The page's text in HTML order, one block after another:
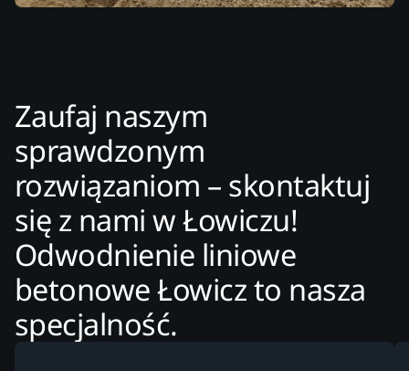
Zaufaj naszym
sprawdzonym
rozwiązaniom – skontaktuj
się z nami w Łowiczu!
Odwodnienie liniowe
betonowe Łowicz to nasza
specjalność.